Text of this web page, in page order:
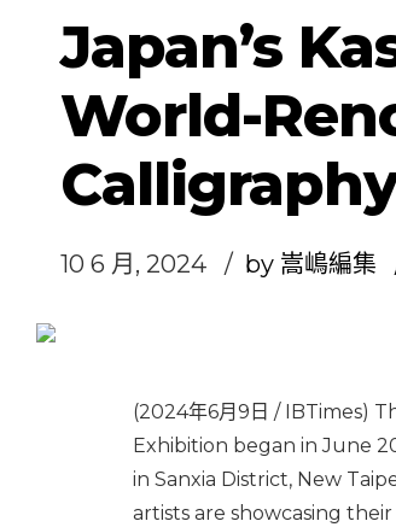
Japan’s
World-
10 6 月, 2024 by 嵩嶋編集
(2024年6月9日 / IBTimes)
Exhibition began in June
in Sanxia District, New
artists are showcasing their